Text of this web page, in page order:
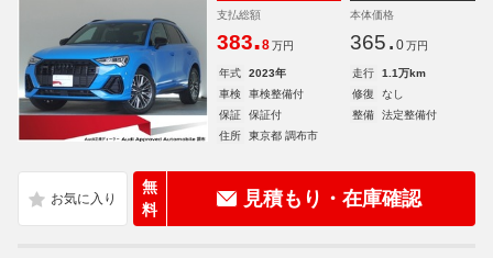
支払総額
383.8 万円
本体価格
365. 0 万円
年式 2023年 走行
1.1万km
車検
車検整備付 修復
なし
保証
保証付 整備
法定整備付
住所
東京都 調布市
無
料
見積もり・在庫確認